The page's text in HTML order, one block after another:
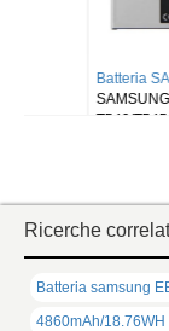
Batteria SAMSUNG
SAMSUNG Tab
T540/T545/T547
Ricerche
Batteria samsung
4860mAh/